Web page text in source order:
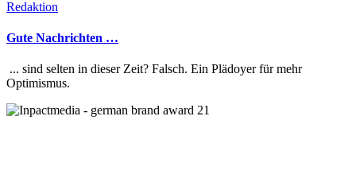
Redaktion
Gute Nachrichten …
... sind selten in dieser Zeit? Falsch. Ein Plädoyer für mehr
Optimismus.